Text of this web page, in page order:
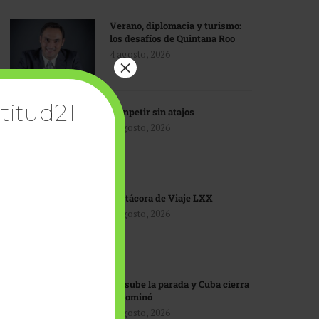
Verano, diplomacia y turismo:
los desafíos de Quintana Roo
4 agosto, 2026
Competir sin atajos
4 agosto, 2026
Bitácora de Viaje LXX
3 agosto, 2026
EU sube la parada y Cuba cierra
el dominó
3 agosto, 2026
×